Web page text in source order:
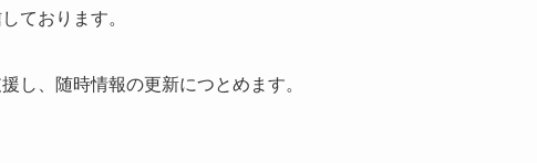
ております。
し、随時情報の更新につとめます。